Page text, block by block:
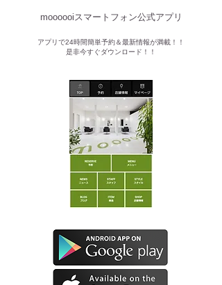
moooooiスマートフォン公式アプリ​
​アプリで24時間簡単予約＆最新情報が満載！！
是非今すぐダウンロード！！